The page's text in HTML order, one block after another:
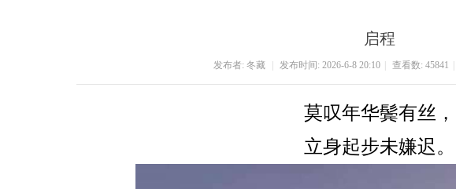
启程
发布者: 冬藏 发布时间: 2026-6-8 20:10 查看数: 45841
莫叹年华鬓有丝，
立身起步未嫌迟。